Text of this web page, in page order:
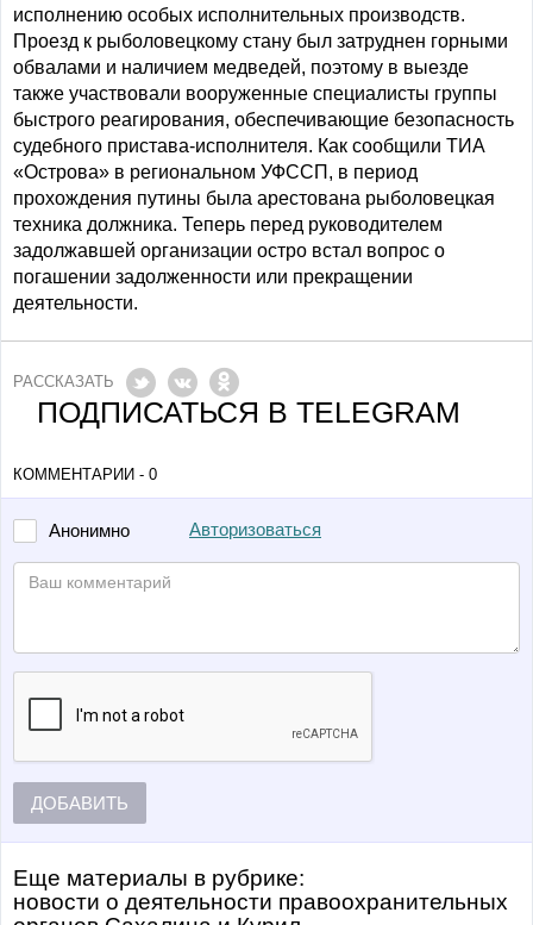
исполнению особых исполнительных производств.
Проезд к рыболовецкому стану был затруднен горными
обвалами и наличием медведей, поэтому в выезде
также участвовали вооруженные специалисты группы
быстрого реагирования, обеспечивающие безопасность
судебного пристава-исполнителя. Как сообщили ТИА
«Острова» в региональном УФССП, в период
прохождения путины была арестована рыболовецкая
техника должника. Теперь перед руководителем
задолжавшей организации остро встал вопрос о
погашении задолженности или прекращении
деятельности.
РАССКАЗАТЬ
ПОДПИСАТЬСЯ В TELEGRAM
КОММЕНТАРИИ - 0
Анонимно Авторизоваться
ДОБАВИТЬ
Еще материалы в рубрике:
Новости о деятельности правоохранительных